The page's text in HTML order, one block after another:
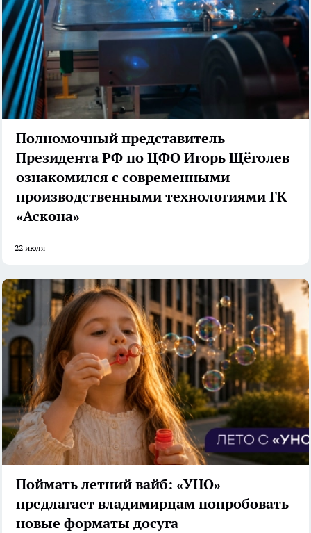
Полномочный представитель
Президента РФ по ЦФО Игорь Щёголев
ознакомился с современными
производственными технологиями ГК
«Аскона»
22 июля
Поймать летний вайб: «УНО»
предлагает владимирцам попробовать
новые форматы досуга